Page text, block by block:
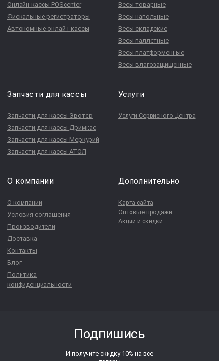
Онлайн-кассы POScenter
Фискальные регистраторы
Автономные онлайн-кассы
Весы товарные
Весы напольные
Весы складские
Весы паллетные
Весы платформенные
Весы влагозащищенные
Запчасти для кассы
Запчасти для кассы Эвотор
Запчасти для кассы Дримкас
Запчасти для кассы Меркурий
Запчасти для кассы АТОЛ
Услуги
Услуги Сервисного Центра
О компании
О компании
Условия соглашения
Производители
Доставка
Контакты
Блог
Политика
конфиденциальности
Дополнительно
Карта сайта
Оптовые продажи
Акции и скидки
Подпишись
И получите скидку 10% на все